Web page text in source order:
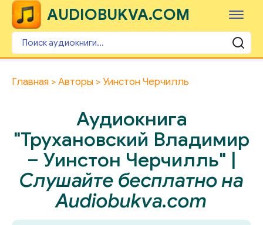
AUDIOBUKVA.COM
Главная Авторы Уинстон Черчилль
Аудиокнига
"Трухановский Владимир
– Уинстон Черчилль" |
Слушайте бесплатно на
Audiobukva.com